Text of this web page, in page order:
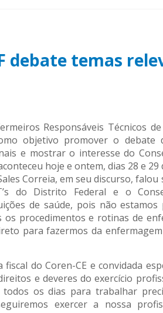
debate temas
Responsáveis Técnicos
objetivo promover o debate
e mostrar o interesse do
hoje e ontem, dias 28 e
Correia, em seu discurso,
do Distrito Federal e o
de saúde, pois não estamos
procedimentos e rotinas de
para fazermos da
do Coren-CE e convidada
e deveres do exercício
os dias para trabalhar
exercer a nossa